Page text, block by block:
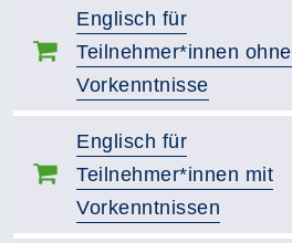
Englisch für
Teilnehmer*innen ohne
Vorkenntnisse
Englisch für
Teilnehmer*innen mit
Vorkenntnissen